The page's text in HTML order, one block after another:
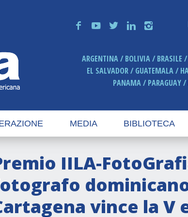
f y t n i
ARGENTINA BOLIVIA BRASILE
EL SALVADOR
GUATEMALA
PANAMA
PARAGUAY
MEDIA BIBLIOTECA
IILA-
vince la V